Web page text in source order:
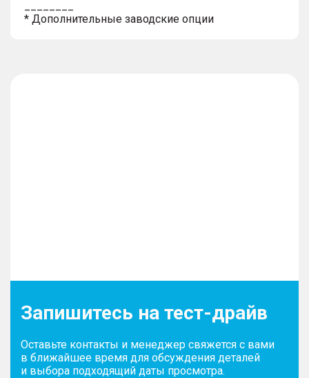
* Дополнительные заводские опции
Запишитесь на тест-драйв
Оставьте контакты и менеджер свяжется с вами
в ближайшее время для обсуждения деталей
и выбора подходящий даты просмотра.